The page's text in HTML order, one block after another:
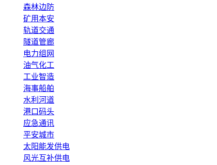
森林边防
矿用本安
轨道交通
隧道管廊
电力组网
油气化工
工业智造
海事船舶
水利河道
港口码头
应急通讯
平安城市
太阳能发供电
风光互补供电